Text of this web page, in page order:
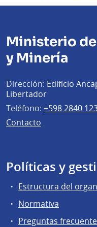
Ministerio
y Minería
Dirección: Edificio
Libertador
Teléfono: +598 2840
Contacto
Políticas y
Estructura del
Normativa
Preguntas